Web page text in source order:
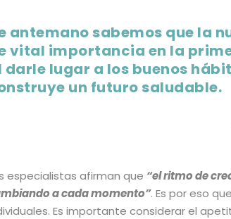
antemano sabemos que la
vital importancia en la
darle lugar a los buenos
un futuro saludable.
especialistas afirman que “el ritmo de
a cada momento”. Es por eso
Es importante considerar el